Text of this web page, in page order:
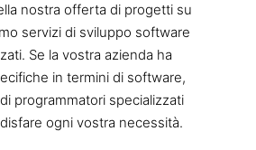
nostra offerta di progetti su
servizi di sviluppo software
Se la vostra azienda ha
in termini di software,
programmatori specializzati
ogni vostra necessità.